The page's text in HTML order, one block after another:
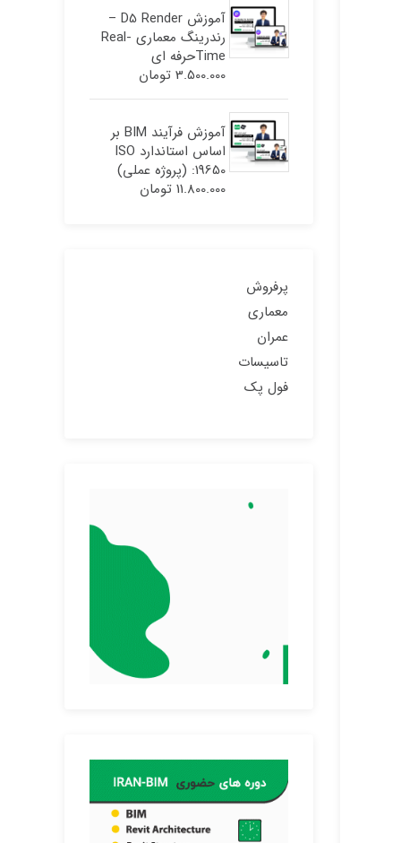
آموزش D5 Render –
رندرینگ معماری Real-
Timeحرفه ای
3.500.000 تومان
آموزش فرآیند BIM بر
اساس استاندارد ISO
19650: (پروژه عملی)
11.800.000 تومان
پرفروش
معماری
عمران
تاسیسات
فول پک